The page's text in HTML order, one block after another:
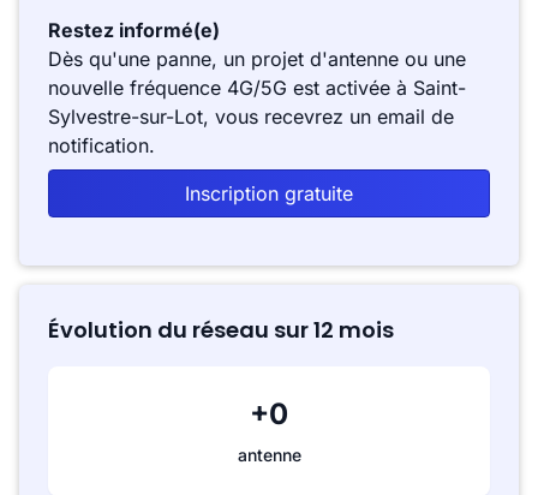
Restez informé(e)
Dès qu'une panne, un projet d'antenne ou une
nouvelle fréquence 4G/5G est activée à Saint-
Sylvestre-sur-Lot, vous recevrez un email de
notification.
Inscription gratuite
Évolution du réseau sur 12 mois
+0
antenne